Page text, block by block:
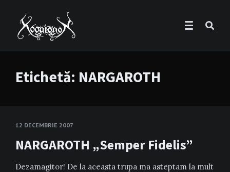
Etichetă: NARGAROTH
12 DECEMBRIE 2007
NARGAROTH „Semper Fidelis”
Dezamagitor! De la aceasta trupa ma asteptam la mult